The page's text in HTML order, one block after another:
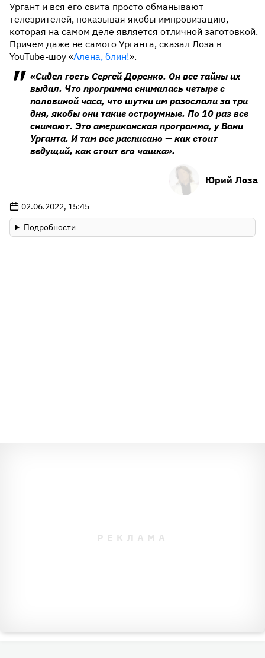
Ургант и вся его свита просто обманывают
телезрителей, показывая якобы импровизацию,
которая на самом деле является отличной заготовкой.
Причем даже не самого Урганта, сказал Лоза в
YouTube-шоу «Алена, блин!».
«Сидел гость Сергей Доренко. Он все тайны их
выдал. Что программа снималась четыре с
половиной часа, что шутки им разослали за три
дня, якобы они такие остроумные. По 10 раз все
снимают. Это американская программа, у Вани
Урганта. И там все расписано — как стоит
ведущий, как стоит его чашка».
Юрий Лоза
02.06.2022, 15:45
Подробности